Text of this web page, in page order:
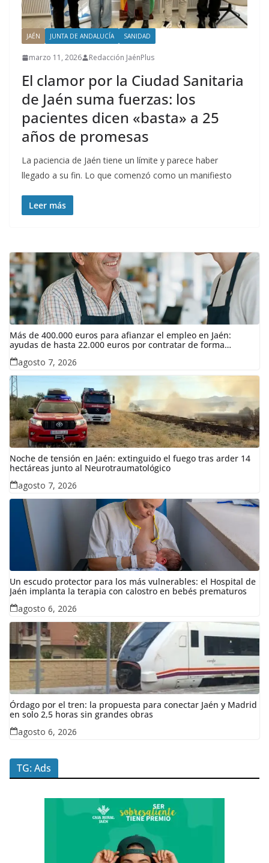
JAÉN JUNTA DE ANDALUCÍA SANIDAD
marzo 11, 2026 Redacción JaénPlus
El clamor por la Ciudad Sanitaria
de Jaén suma fuerzas: los
pacientes dicen «basta» a 25
años de promesas
La paciencia de Jaén tiene un límite y parece haber
llegado a su fin. Lo que comenzó como un manifiesto
Leer más
Más de 400.000 euros para afianzar el empleo en Jaén:
ayudas de hasta 22.000 euros por contratar de forma
indefinida
agosto 7, 2026
Noche de tensión en Jaén: extinguido el fuego tras arder 14
hectáreas junto al Neurotraumatológico
agosto 7, 2026
Un escudo protector para los más vulnerables: el Hospital de
Jaén implanta la terapia con calostro en bebés prematuros
agosto 6, 2026
Órdago por el tren: la propuesta para conectar Jaén y Madrid
en solo 2,5 horas sin grandes obras
agosto 6, 2026
TG: Ads